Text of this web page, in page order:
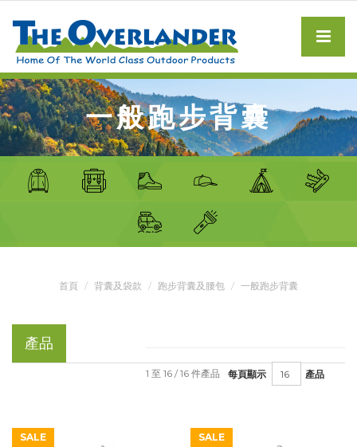
一般跑步背囊
首頁 背囊及袋款 跑步背囊及腰包 一般跑步背囊
產品
每頁顯示 產品
1 至 16 / 16 件產品
SALE
SALE